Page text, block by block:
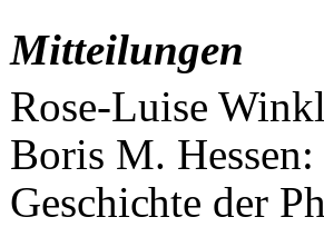
Mitteilungen
Rose-Luise
Boris M.
Geschichte der